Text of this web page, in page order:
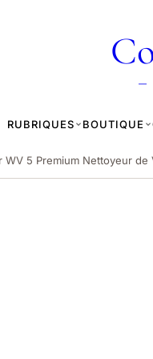
—
RUBRIQUES BOUTIQUE
WV 5 Premium Nettoyeur de